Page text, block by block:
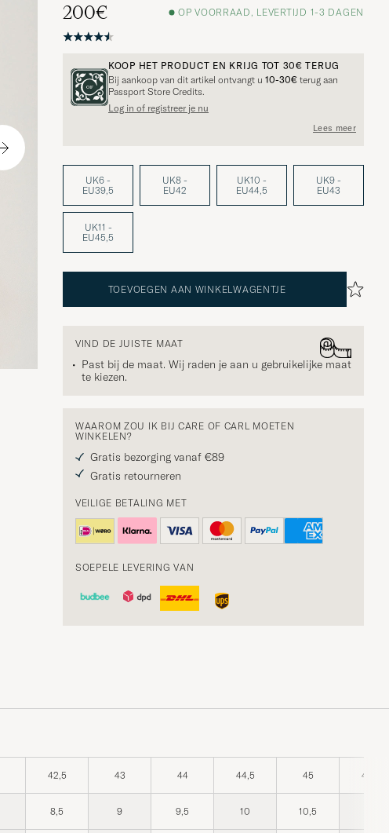
200€
OP VOORRAAD, LEVERTIJD 1-3 DAGEN
KOOP HET PRODUCT EN KRIJG TOT 30€ TERUG
Bij aankoop van dit artikel ontvangt u 10-30€ terug aan
Passport Store Credits.
Log in of registreer je nu
Lees meer
UK6 -
EU39,5
UK8 -
EU42
UK10 -
EU44,5
UK9 -
EU43
UK11 -
EU45,5
TOEVOEGEN AAN WINKELWAGENTJE
VIND DE JUISTE MAAT
Past bij de maat. Wij raden je aan u gebruikelijke maat
te kiezen.
WAAROM ZOU IK BIJ CARE OF CARL MOETEN
WINKELEN?
Gratis bezorging vanaf €89
Gratis retourneren
VEILIGE BETALING MET
SOEPELE LEVERING VAN
42,5 43 44 44,5 45 45,5
8,5 9 9,5 10 10,5